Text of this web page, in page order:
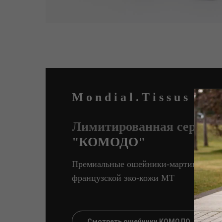
M o n d i a l . T i s s u s
Лимитированная серия
"КОМОДО"
Премиальные ошейники-мартингейл
французской эко-кожи MT